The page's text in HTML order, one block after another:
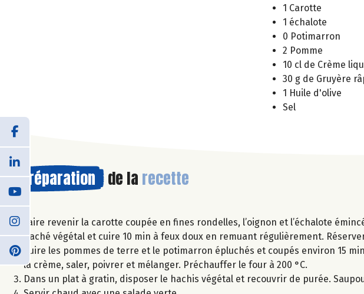
1 Carotte
1 échalote
0 Potimarron
2 Pomme
10 cl de Crème
30 g de Gruyère
1 Huile d'olive
Sel
Préparation de la recette
Faire revenir la carotte coupée en fines rondelles, l’oignon et l’échalote
haché végétal et cuire 10 min à feux doux en remuant régulièrement.
Cuire les pommes de terre et le potimarron épluchés et coupés environ 15
la crème, saler, poivrer et mélanger. Préchauffer le four à 200 °C.
Dans un plat à gratin, disposer le hachis végétal et recouvrir de purée.